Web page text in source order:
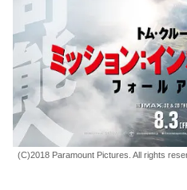
(C)2018 Paramount Pictures. All rights